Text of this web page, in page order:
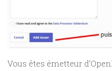
Vous êtes émetteur